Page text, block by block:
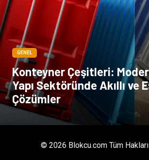
GENEL
Konteyner Çeşitleri:
Yapı Sektöründe Akıllı ve
Çözümler
© 2026 Blokcu.com Tüm Hakları